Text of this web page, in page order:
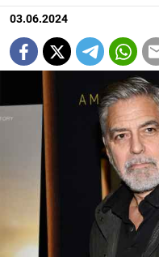
03.06.2024